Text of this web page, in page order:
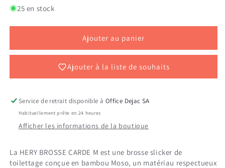
HERY
CARDE
25 en stock
Ajouter au panier
Ajouter à la liste de souhaits
Service de retrait disponible à Office Dejac SA
Habituellement prête en 24 heures
Afficher les informations de la boutique
La HERY BROSSE CARDE M est une brosse slicker de
toilettage conçue en bambou Moso, un matériau respectueux